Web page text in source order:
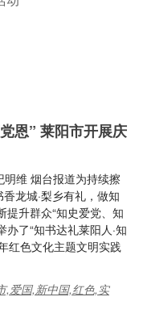
恩” 莱阳市开展庆
维 烟台报道为持续擦
龙城·梨乡有礼，做知
提升群众“知史爱党、知
了“知书达礼莱阳人·知
红色文化主题文明实践
,爱国,新中国,红色,实